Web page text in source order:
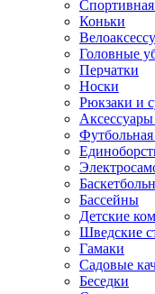
Коньки
Головные
Перчатки
Носки
Рюкзаки и
Бассейны
Детские
Шведские
Гамаки
Садовые
Беседки